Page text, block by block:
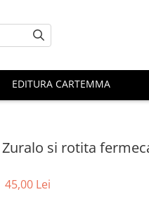
EDITURA CARTEMMA
Zuralo si rotita
45,00 Lei